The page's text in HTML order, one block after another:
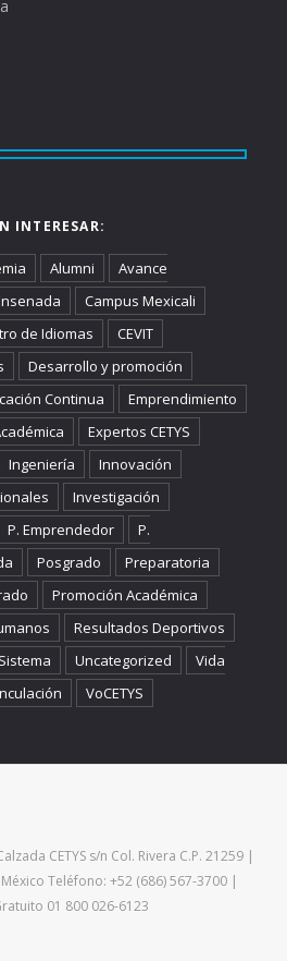
INTERESAR:
Alumni
Avance
Campus Mexicali
de Idiomas
CEVIT
Desarrollo y promoción
Continua
Emprendimiento
Expertos CETYS
Ingeniería
Innovación
Investigación
P. Emprendedor
P.
Posgrado
Preparatoria
Promoción Académica
Resultados Deportivos
Sistema Uncategorized
Vida
VoCETYS
CETYS s/n Col. Rivera C.P. 21259 |
Teléfono: +52 (686) 567-3700 |
01 800 026-6123